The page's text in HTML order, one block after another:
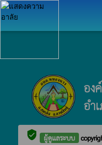
อง
อำ
verified_user ผู้ดูแลระบบ